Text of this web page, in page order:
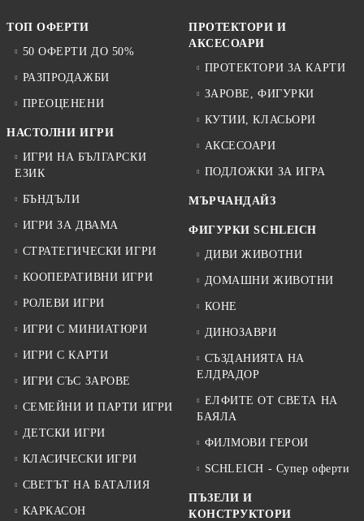
ТОП ОФЕРТИ
50 ОФЕРТИ ДО 50%
РАЗПРОДАЖБИ
ПРЕОЦЕНЕНИ
НАСТОЛНИ ИГРИ
ИГРИ НА БЪЛГАРСКИ
ЕЗИК
БЪНДЪЛИ
ИГРИ ЗА ДВАМА
СТРАТЕГИЧЕСКИ ИГРИ
КООПЕРАТИВНИ ИГРИ
РОЛЕВИ ИГРИ
ИГРИ С МИНИАТЮРИ
ИГРИ С КАРТИ
ИГРИ СЪС ЗАРОВЕ
СЕМЕЙНИ И ПАРТИ ИГРИ
ДЕТСКИ ИГРИ
КЛАСИЧЕСКИ ИГРИ
СВЕТЪТ НА БАТАЛИЯ
КАРКАСОН
ПРОТЕКТОРИ И
АКСЕСОАРИ
ПРОТЕКТОРИ ЗА КАРТИ
ЗАРОВЕ, ФИГУРКИ
КУТИИ, КЛАСЬОРИ
АКСЕСОАРИ
ПОДЛОЖКИ ЗА ИГРА
МЪРЧАНДАЙЗ
ФИГУРКИ SCHLEICH
ДИВИ ЖИВОТНИ
ДОМАШНИ ЖИВОТНИ
КОНЕ
ДИНОЗАВРИ
СЪЗДАНИЯТА НА
ЕЛДРАДОР
ЕЛФИТЕ ОТ СВЕТА НА
БАЯЛА
ФИЛМОВИ ГЕРОИ
SCHLEICH - Супер оферти
ПЪЗЕЛИ И
КОНСТРУКТОРИ